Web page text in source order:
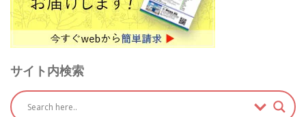
サイト内検索